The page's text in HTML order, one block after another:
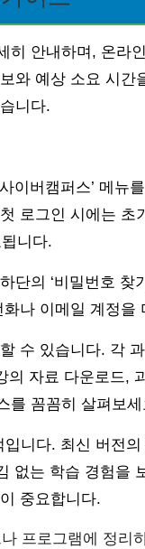
히 안내하며, 온라
와 예상 소요 시간
니다.
이버캠퍼스’ 메뉴
로그인 시에는 초
니다.
의 ‘비밀번호 찾
나 이메일 계정을
수 있습니다. 각
자료 다운로드,
를 꼼꼼히 살펴보세
니다. 최신 버전
없는 학습 경험을
중요합니다.
프로그램에 정리